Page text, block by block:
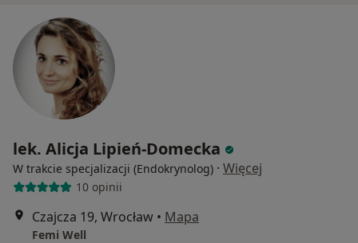
lek. Alicja Lipień-Domecka
W trakcie specjalizacji (Endokrynolog) · Więcej
10 opinii
Czajcza 19, Wrocław • Mapa
Femi Well